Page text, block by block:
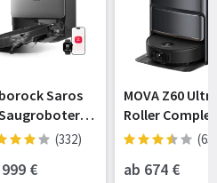
Saros
(332)
€
MOVA Z60
Roller
Schwarz
ab 674 €